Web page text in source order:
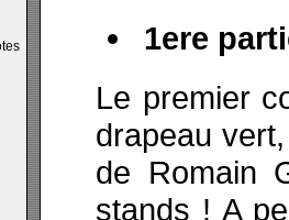
1ere
Le premier
drapeau
de Romain
stands ! A